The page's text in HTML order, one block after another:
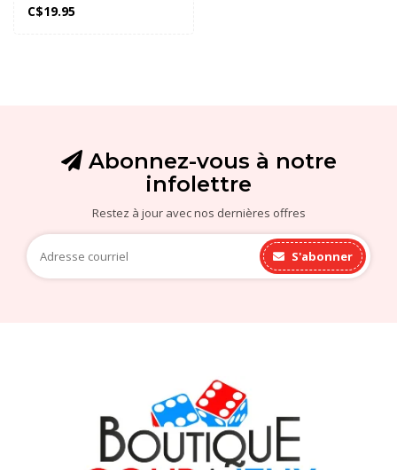
C$19.95
Abonnez-vous à notre
infolettre
Restez à jour avec nos dernières offres
S'abonner